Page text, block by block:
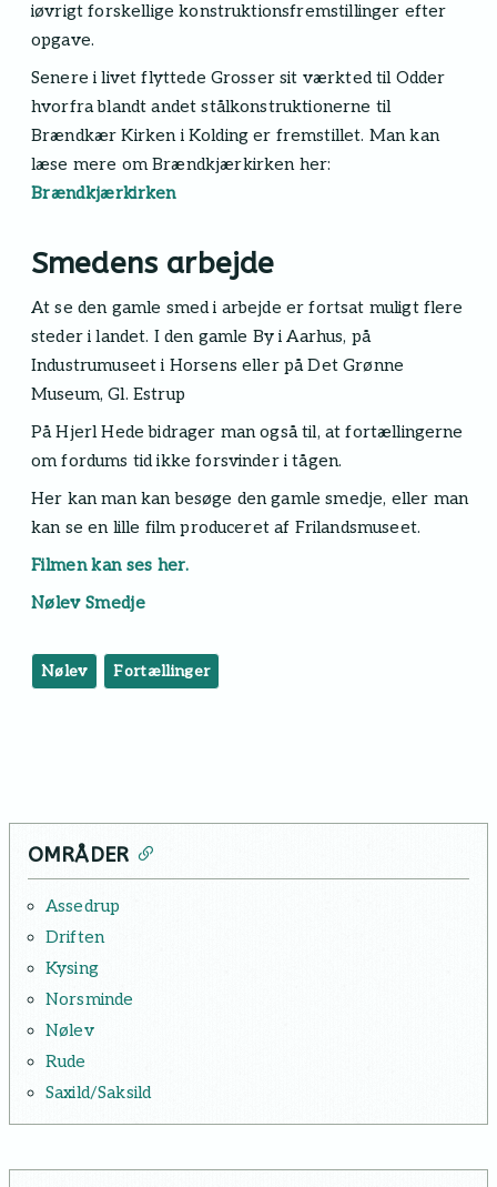
iøvrigt forskellige konstruktionsfremstillinger efter
opgave.
Senere i livet flyttede Grosser sit værkted til Odder
hvorfra blandt andet stålkonstruktionerne til
Brændkær Kirken i Kolding er fremstillet. Man kan
læse mere om Brændkjærkirken her:
Brændkjærkirken
Smedens arbejde
At se den gamle smed i arbejde er fortsat muligt flere
steder i landet. I den gamle By i Aarhus, på
Industrumuseet i Horsens eller på Det Grønne
Museum, Gl. Estrup
På Hjerl Hede bidrager man også til, at fortællingerne
om fordums tid ikke forsvinder i tågen.
Her kan man kan besøge den gamle smedje, eller man
kan se en lille film produceret af Frilandsmuseet.
Filmen kan ses her.
Nølev Smedje
Nølev Fortællinger
OMRÅDER
Assedrup
Driften
Kysing
Norsminde
Nølev
Rude
Saxild/Saksild